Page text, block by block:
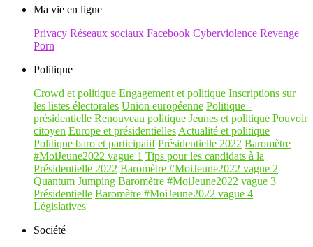
Ma vie en ligne
Privacy Réseaux sociaux Facebook Cyberviolence Revenge
Porn
Politique
Crowd et politique Engagement et politique Inscriptions sur
les listes électorales Union européenne Politique -
présidentielle Renouveau politique Jeunes et politique Pouvoir
citoyen Europe et présidentielles Actualité et politique
Politique baro et participatif Présidentielle 2022 Baromètre
#MoiJeune2022 vague 1 Tips pour les candidats à la
Présidentielle 2022 Baromètre #MoiJeune2022 vague 2
Quantum Jumping Baromètre #MoiJeune2022 vague 3
Présidentielle Baromètre #MoiJeune2022 vague 4
Législatives
Société